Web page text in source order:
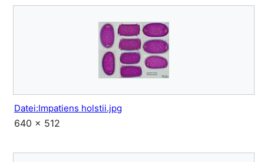
Datei:Impatiens holstii.jpg
640 × 512